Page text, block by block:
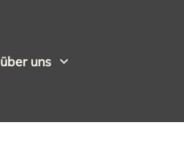
über uns